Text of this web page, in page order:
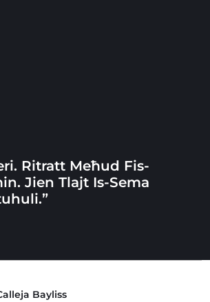
Ritratt Meħud Fis-
Jien Tlajt Is-Sema
Bayliss